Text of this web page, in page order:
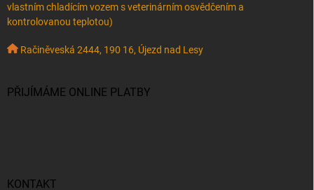
vlastním chladícím vozem s veterinárním osvědčením a
kontrolovanou teplotou)
Račiněveská 2444, 190 16, Újezd nad Lesy
PŘIJÍMÁME ONLINE PLATBY
KONTAKT